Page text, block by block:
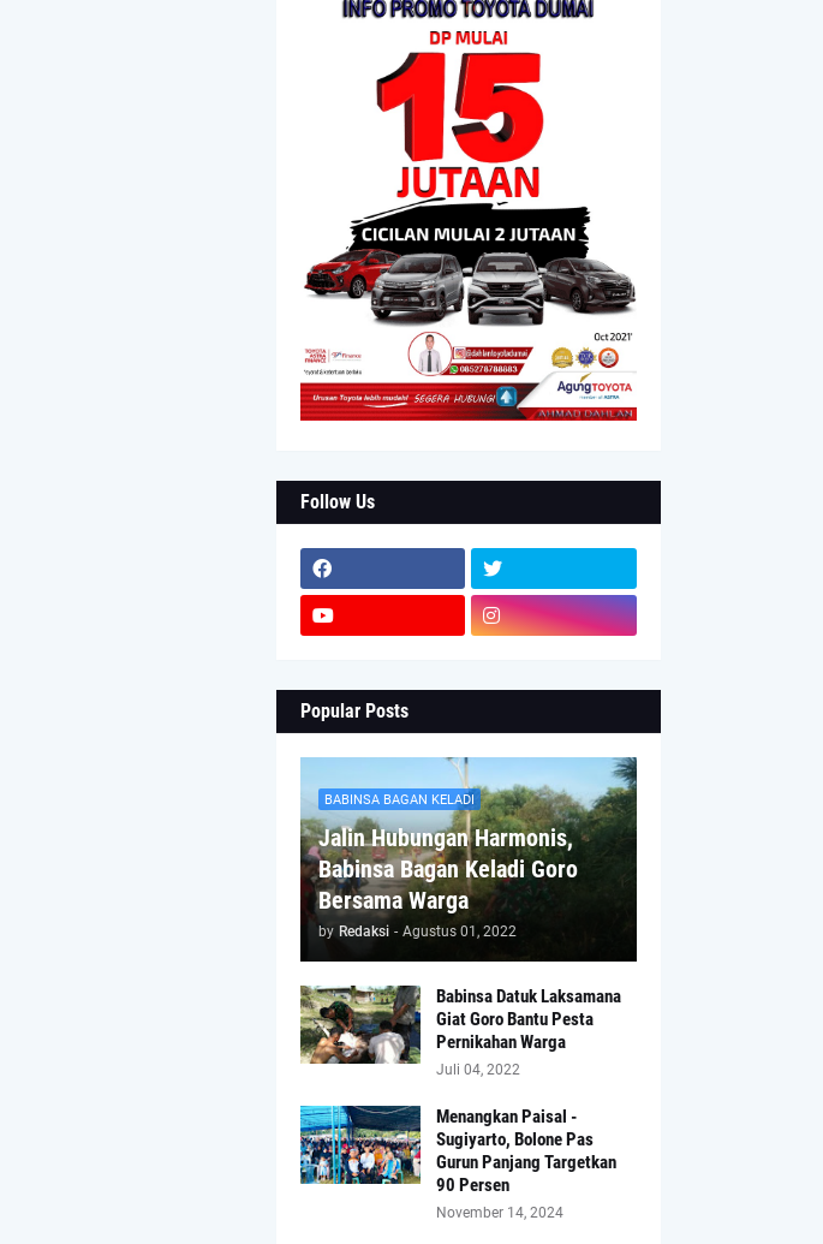
Follow Us
Popular Posts
BABINSA BAGAN KELADI
Jalin Hubungan Harmonis,
Babinsa Bagan Keladi Goro
Bersama Warga
by Redaksi - Agustus 01, 2022
Babinsa Datuk Laksamana
Giat Goro Bantu Pesta
Pernikahan Warga
Juli 04, 2022
Menangkan Paisal -
Sugiyarto, Bolone Pas
Gurun Panjang Targetkan
90 Persen
November 14, 2024